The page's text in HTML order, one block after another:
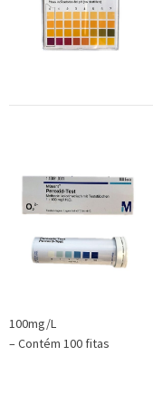
100mg/L
– Contém 100 fitas